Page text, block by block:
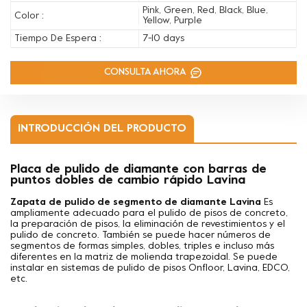
Color :
Pink, Green, Red, Black, Blue,
Yellow, Purple
Tiempo De Espera :
7-10 days
CONSULTA AHORA
INTRODUCCIÓN DEL PRODUCTO
Placa de pulido de diamante con barras de
puntos dobles de cambio rápido Lavina
Zapata de pulido de segmento de diamante Lavina Es
ampliamente adecuado para el pulido de pisos de concreto,
la preparación de pisos, la eliminación de revestimientos y el
pulido de concreto. También se puede hacer números de
segmentos de formas simples, dobles, triples e incluso más
diferentes en la matriz de molienda trapezoidal. Se puede
instalar en sistemas de pulido de pisos Onfloor, Lavina, EDCO,
etc.